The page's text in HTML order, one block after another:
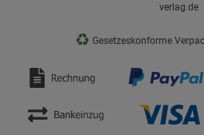
verlag.de
♻ Gesetzeskonforme